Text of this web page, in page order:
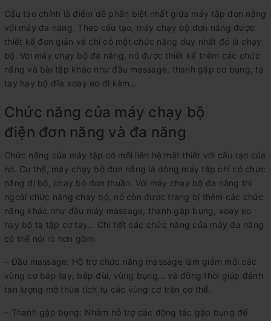
Cấu tạo chính là điểm dễ phân biệt nhất giữa máy tập đơn năng
với máy đa năng. Theo cấu tạo, máy chạy bộ đơn năng được
thiết kế đơn giản và chỉ có một chức năng duy nhất đó là chạy
bộ. Vơi máy chạy bộ đa năng, nó được thiết kế thêm các chức
năng và bài tập khác như đầu massage, thanh gập cơ bụng, tạ
tay hay bộ đĩa xoay eo đi kèm…
Chức năng của máy chạy bộ
điện đơn năng và đa năng
Chức năng của máy tập có mối liên hệ mật thiết với cấu tạo của
nó. Cụ thể, máy chạy bộ đơn năng là dòng máy tập chỉ có chức
năng đi bộ, chạy bộ đơn thuần. Với máy chạy bộ đa năng thì
ngoài chức năng chạy bộ, nó còn được trang bị thêm các chức
năng khác như đầu máy massage, thanh gập bụng, xoay eo
hay bộ tạ tập cơ tay… Chi tiết các chức năng của máy đa năng
có thể nói rõ hơn gồm:
– Đầu massage: Hỗ trợ chức năng massage làm giảm mỏi các
vùng cơ bắp tay, bắp đùi, vùng bụng… và đồng thời giúp đánh
tan lượng mỡ thừa tích tụ các vùng cơ trên cơ thể.
– Thanh gập bụng: Nhằm hỗ trợ các động tác gập bụng để